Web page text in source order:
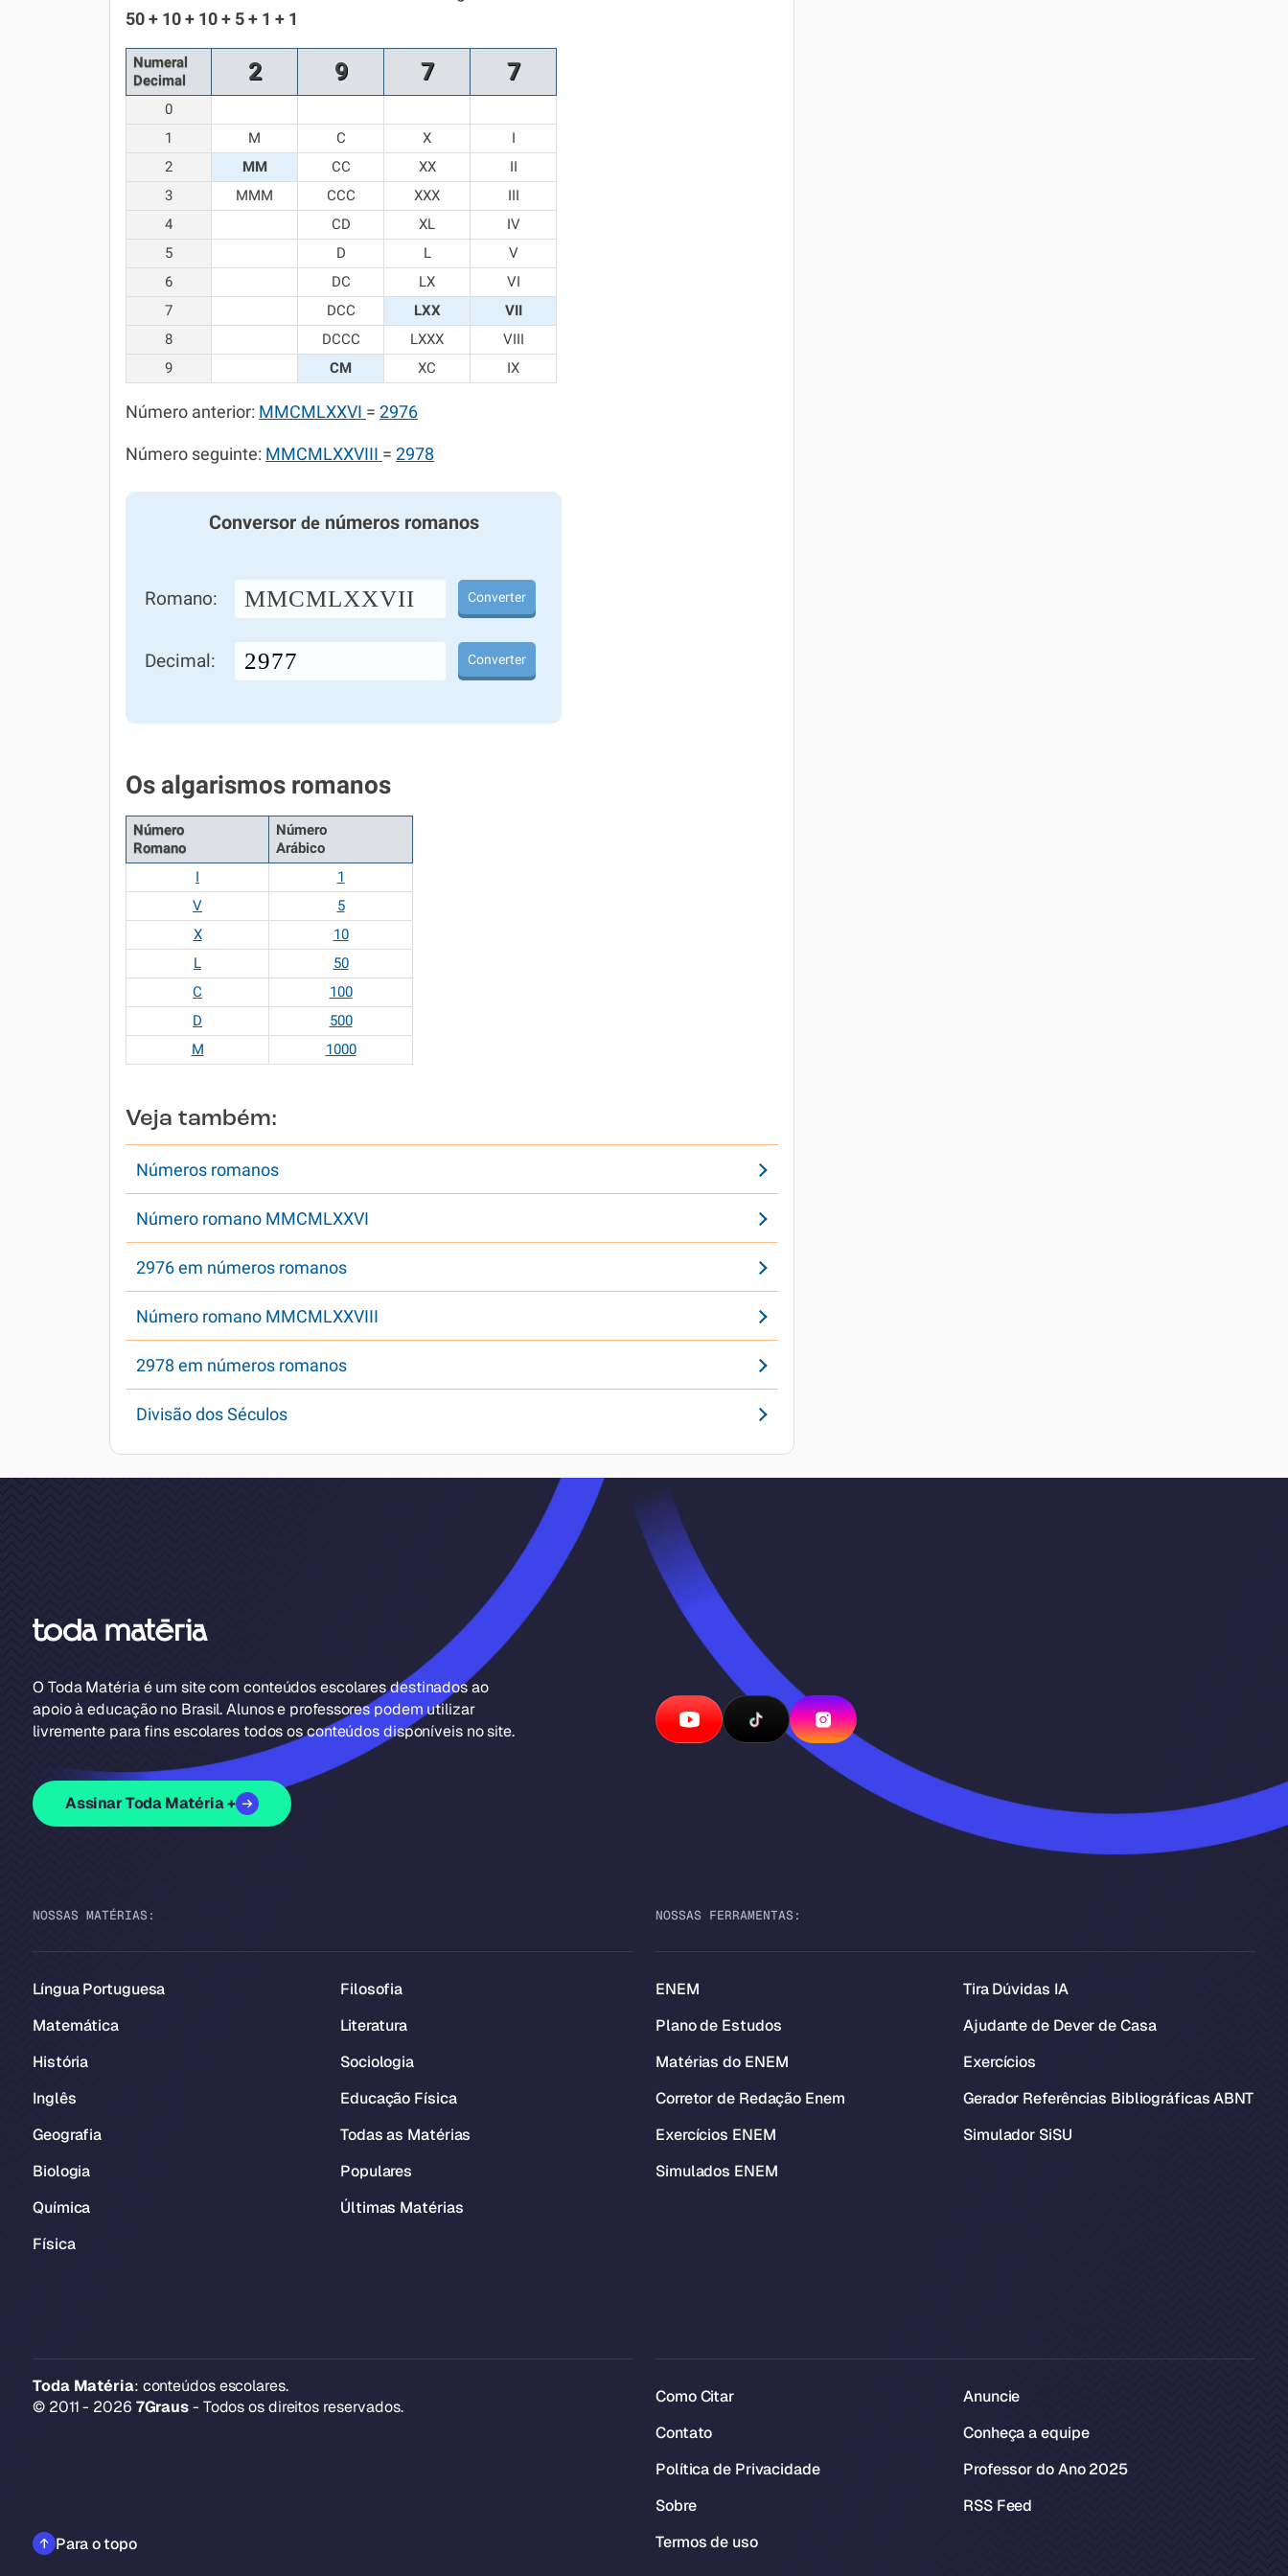
Química
Todos os Exercícios
50 + 10 + 10 + 5 + 1 + 1
Numeral
Decimal
2 9 7 7
0
1
M C X
I
2
MM CC XX
II
3
MMM CCC XXX
III
4
CD XL
IV
5
D L
V
6
DC LX
VI
7
DCC LXX
VII
8
DCCC LXXX
VIII
9
CM XC IX
Número anterior: MMCMLXXVI = 2976
Número seguinte: MMCMLXXVIII = 2978
Conversor denúmeros romanos
Romano: MMCMLXXVII Converter
Decimal: Converter
Os algarismos romanos
Número
Romano
Número
Arábico
I
1
V
5
X
10
L
50
C
100
D
500
M
1000
Veja também:
Números romanos
Número romano MMCMLXXVI
2976 em números romanos
Número romano MMCMLXXVIII
2978 em números romanos
Divisão dos Séculos
O Toda Matéria é um site com conteúdos escolares destinados ao
apoio à educação no Brasil. Alunos e professores podem utilizar
livremente para fins escolares todos os conteúdos disponíveis no site.
Assinar Toda Matéria +
NOSSAS MATÉRIAS:
Língua Portuguesa
Matemática
História
Inglês
Geografia
Biologia
Química
Física
Filosofia
Literatura
Sociologia
Educação Física
Todas as Matérias
Populares
Últimas Matérias
NOSSAS FERRAMENTAS:
ENEM
Plano de Estudos
Matérias do ENEM
Corretor de Redação Enem
Exercícios ENEM
Simulados ENEM
Tira Dúvidas IA
Ajudante de Dever de Casa
Exercícios
Gerador Referências Bibliográficas ABNT
Simulador SiSU
Toda Matéria: conteúdos escolares.
© 2011 - 2026 7Graus- Todos os direitos reservados.
Para o topo
Como Citar
Contato
Política de Privacidade
Sobre
Termos de uso
Anuncie
Conheça a equipe
Professor do Ano 2025
RSS Feed